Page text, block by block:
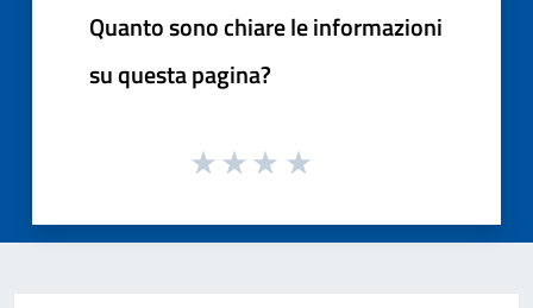
Quanto sono chiare le informazioni
su questa pagina?